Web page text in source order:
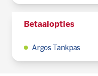
Betaalopties
Argos Tankpas